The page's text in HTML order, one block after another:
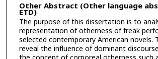
Other Abstract (Other language
ETD)
The purpose of this dissertation is to
representation of otherness of freak
selected contemporary American novels.
reveal the influence of dominant